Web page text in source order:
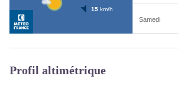
Profil altimétrique